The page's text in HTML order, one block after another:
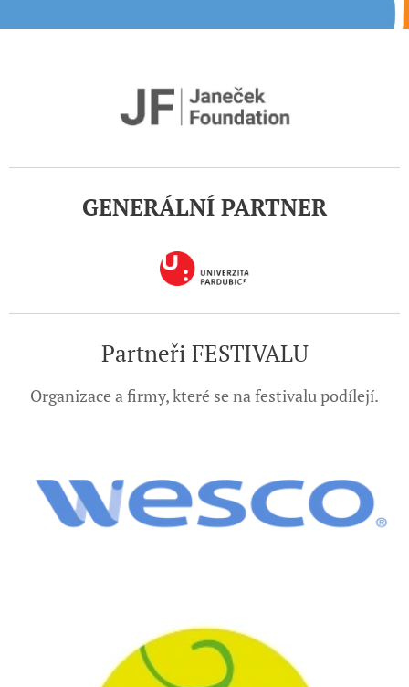
GENERÁLNÍ PARTNER
Partneři FESTIVALU
Organizace a firmy, které se na festivalu podílejí.